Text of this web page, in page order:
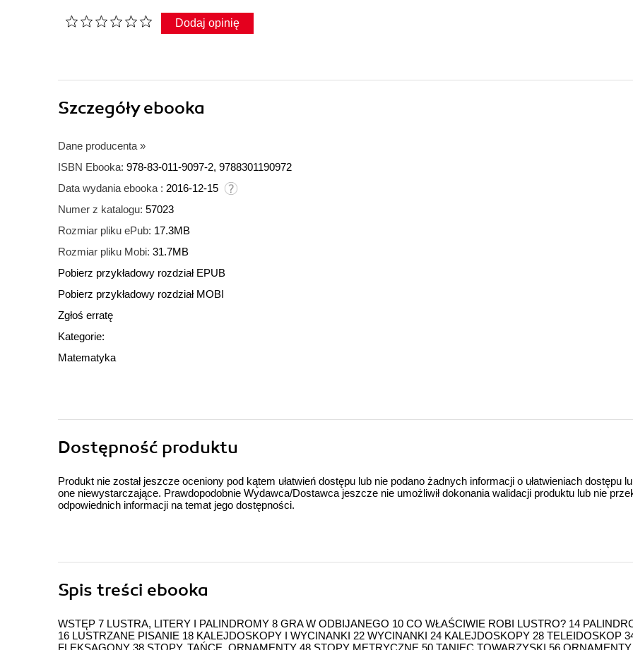
Dodaj opinię
Szczegółyebooka
Dane producenta »
ISBN Ebooka: 978-83-011-9097-2, 9788301190972
Data wydania ebooka : 2016-12-15
Numer z katalogu: 57023
Rozmiar pliku ePub: 17.3MB
Rozmiar pliku Mobi: 31.7MB
Pobierz przykładowy rozdział EPUB
Pobierz przykładowy rozdział MOBI
Zgłoś erratę
Kategorie:
Matematyka
Dostępność produktu
Produkt nie został jeszcze oceniony pod kątem ułatwień dostępu lub nie podano żadnych informacji o ułatwieniach dostępu
one niewystarczające. Prawdopodobnie Wydawca/Dostawca jeszcze nie umożliwił dokonania walidacji produktu lub nie
odpowiednich informacji na temat jego dostępności.
Spis treści ebooka
WSTĘP 7 LUSTRA, LITERY I PALINDROMY 8 GRA W ODBIJANEGO 10 CO WŁAŚCIWIE ROBI LUSTRO? 14
16 LUSTRZANE PISANIE 18 KALEJDOSKOPY I WYCINANKI 22 WYCINANKI 24 KALEJDOSKOPY 28 TELEIDOSKOP